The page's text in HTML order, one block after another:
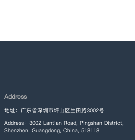
Address
地址：广东省深圳市坪山区兰田路3002号
Address：3002 Lantian Road, Pingshan District,
Shenzhen, Guangdong, China, 518118